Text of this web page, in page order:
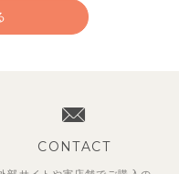
CONTACT